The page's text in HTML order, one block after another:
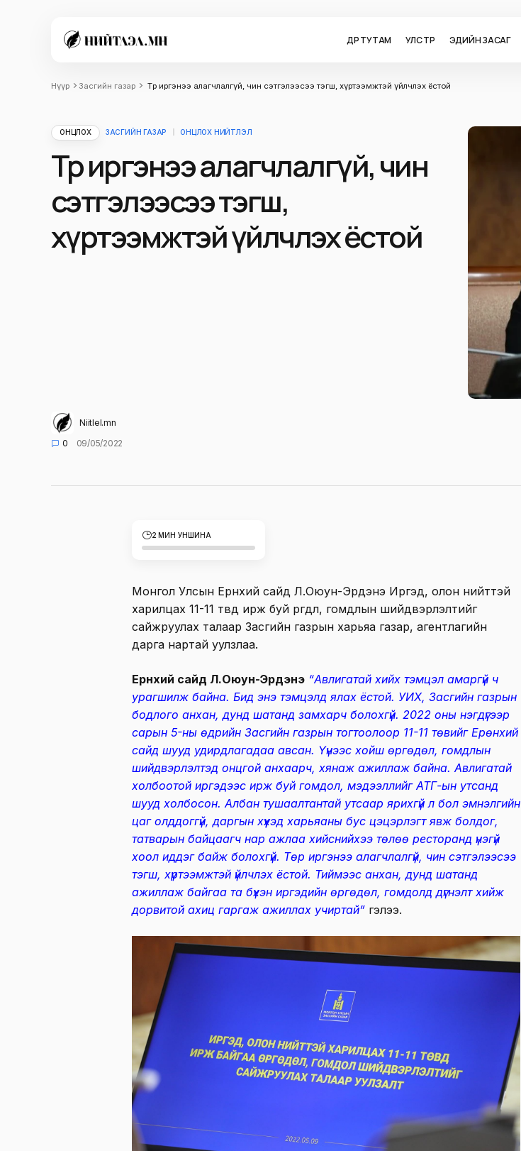
ӨДӨР ТУТАМ УЛС ТӨР ЭДИЙН ЗАСАГ
Нүүр Засгийн газар Төр иргэнээ алагчлалгүй, чин сэтгэлээсээ тэгш, хүртээмжтэй үйлчлэх ёстой
ОНЦЛОХ ЗАСГИЙН ГАЗАР ОНЦЛОХ НИЙТЛЭЛ
Төр иргэнээ алагчлалгүй, чин
сэтгэлээсээ тэгш,
хүртээмжтэй үйлчлэх ёстой
Niitlel.mn
0
09/05/2022
2 МИН УНШИНА
Монгол Улсын Ерөнхий сайд Л.Оюун-Эрдэнэ Иргэд, олон нийттэй
харилцах 11-11 төвд ирж буй өргөдөл, гомдлын шийдвэрлэлтийг
сайжруулах талаар Засгийн газрын харьяа газар, агентлагийн
дарга нартай уулзлаа.
Ерөнхий сайд Л.Оюун-Эрдэнэ “Авлигатай хийх тэмцэл амаргүй ч
урагшилж байна. Бид энэ тэмцэлд ялах ёстой. УИХ, Засгийн газрын
бодлого анхан, дунд шатанд замхарч болохгүй. 2022 оны нэгдүгээр
сарын 5-ны өдрийн Засгийн газрын тогтоолоор 11-11 төвийг Ерөнхий
сайд шууд удирдлагадаа авсан. Үүнээс хойш өргөдөл, гомдлын
шийдвэрлэлтэд онцгой анхаарч, хянаж ажиллаж байна. Авлигатай
холбоотой иргэдээс ирж буй гомдол, мэдээллийг АТГ-ын утсанд
шууд холбосон. Албан тушаалтантай утсаар ярихгүй л бол эмнэлгийн
цаг олддоггүй, даргын хүүхэд харьяаны бус цэцэрлэгт явж болдог,
татварын байцаагч нар ажлаа хийснийхээ төлөө ресторанд үнэгүй
хоол иддэг байж болохгүй. Төр иргэнээ алагчлалгүй, чин сэтгэлээсээ
тэгш, хүртээмжтэй үйлчлэх ёстой. Тиймээс анхан, дунд шатанд
ажиллаж байгаа та бүхэн иргэдийн өргөдөл, гомдолд дүгнэлт хийж
дорвитой ахиц гаргаж ажиллах учиртай” гэлээ.